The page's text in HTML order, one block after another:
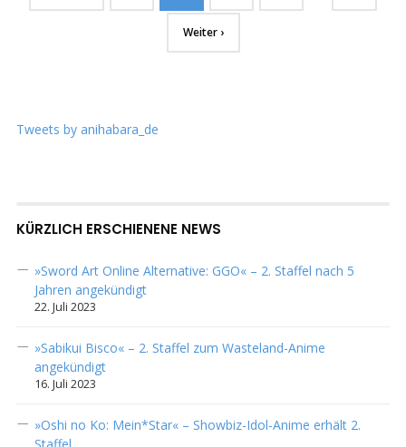
Weiter ›
Tweets by anihabara_de
KÜRZLICH ERSCHIENENE NEWS
»Sword Art Online Alternative: GGO« – 2. Staffel nach 5
Jahren angekündigt
22. Juli 2023
»Sabikui Bisco« – 2. Staffel zum Wasteland-Anime
angekündigt
16. Juli 2023
»Oshi no Ko: Mein*Star« – Showbiz-Idol-Anime erhält 2.